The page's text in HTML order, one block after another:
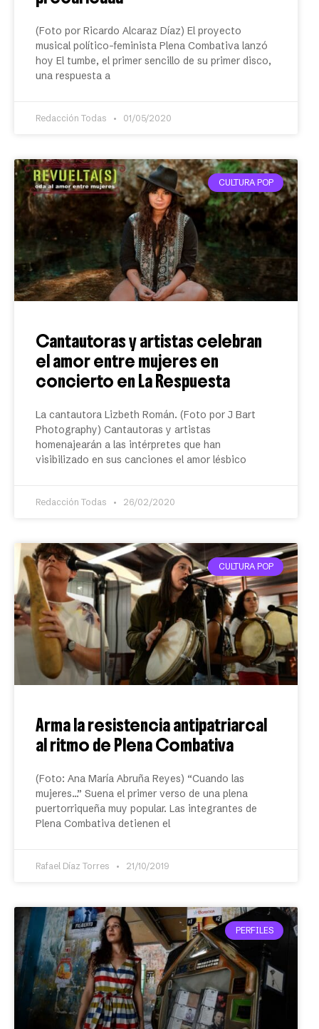
(Foto por Ricardo Alcaraz Díaz) El proyecto
musical político-feminista Plena Combativa lanzó
hoy El tumbe, el primer sencillo de su primer disco,
una respuesta a
Redacción Todas 01/05/2020
CULTURA POP
Cantautoras y artistas celebran
el amor entre mujeres en
concierto en La Respuesta
La cantautora Lizbeth Román. (Foto por J Bart
Photography) Cantautoras y artistas
homenajearán a las intérpretes que han
visibilizado en sus canciones el amor lésbico
Redacción Todas 26/02/2020
CULTURA POP
Arma la resistencia antipatriarcal
al ritmo de Plena Combativa
(Foto: Ana María Abruña Reyes) “Cuando las
mujeres…” Suena el primer verso de una plena
puertorriqueña muy popular. Las integrantes de
Plena Combativa detienen el
Rafael Díaz Torres 21/10/2019
PERFILES